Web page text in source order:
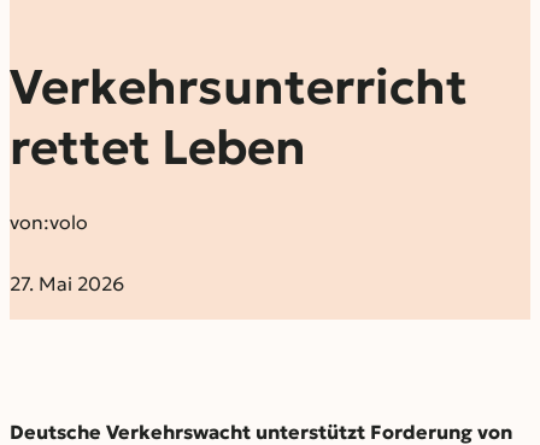
Verkehrsunterricht
rettet Leben
von:volo
27. Mai 2026
Deutsche Verkehrswacht unterstützt Forderung von